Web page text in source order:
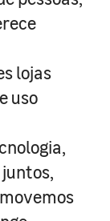
lojas
uso